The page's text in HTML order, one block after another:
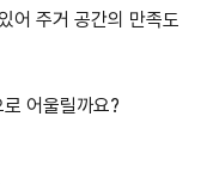
어 주거 공간의 만족도
어울릴까요?